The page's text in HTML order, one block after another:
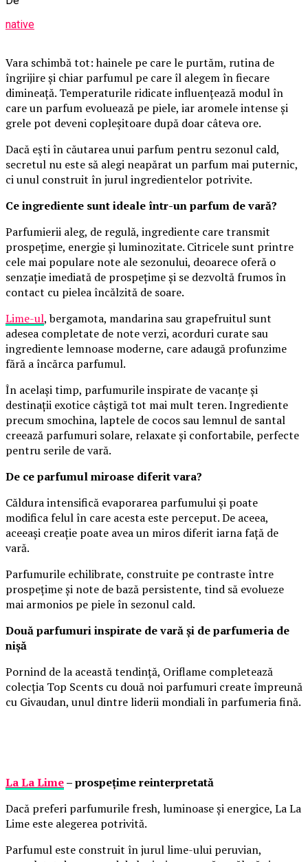
native
Vara schimbă tot: hainele pe care le purtăm, rutina de
îngrijire și chiar parfumul pe care îl alegem în fiecare
dimineață. Temperaturile ridicate influențează modul în
care un parfum evoluează pe piele, iar aromele intense și
grele pot deveni copleșitoare după doar câteva ore.
Dacă ești în căutarea unui parfum pentru sezonul cald,
secretul nu este să alegi neapărat un parfum mai puternic,
ci unul construit în jurul ingredientelor potrivite.
Ce ingrediente sunt ideale într-un parfum de vară?
Parfumierii aleg, de regulă, ingrediente care transmit
prospețime, energie și luminozitate. Citricele sunt printre
cele mai populare note ale sezonului, deoarece oferă o
senzație imediată de prospețime și se dezvoltă frumos în
contact cu pielea încălzită de soare.
Lime-ul, bergamota, mandarina sau grapefruitul sunt
adesea completate de note verzi, acorduri curate sau
ingrediente lemnoase moderne, care adaugă profunzime
fără a încărca parfumul.
În același timp, parfumurile inspirate de vacanțe și
destinații exotice câștigă tot mai mult teren. Ingrediente
precum smochina, laptele de cocos sau lemnul de santal
creează parfumuri solare, relaxate și confortabile, perfecte
pentru serile de vară.
De ce parfumul miroase diferit vara?
Căldura intensifică evaporarea parfumului și poate
modifica felul în care acesta este perceput. De aceea,
aceeași creație poate avea un miros diferit iarna față de
vară.
Parfumurile echilibrate, construite pe contraste între
prospețime și note de bază persistente, tind să evolueze
mai armonios pe piele în sezonul cald.
Două parfumuri inspirate de vară și de parfumeria de
nișă
Pornind de la această tendință, Oriflame completează
colecția Top Scents cu două noi parfumuri create împreună
cu Givaudan, unul dintre liderii mondiali în parfumeria fină.
La La Lime– prospețime reinterpretată
Dacă preferi parfumurile fresh, luminoase și energice, La La
Lime este alegerea potrivită.
Parfumul este construit în jurul lime-ului peruvian,